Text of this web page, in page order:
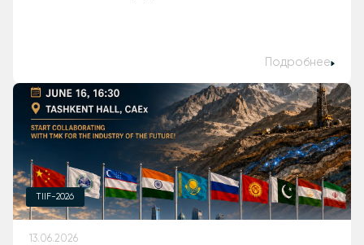
Подробнее
TIIF-2026
13.06.2026